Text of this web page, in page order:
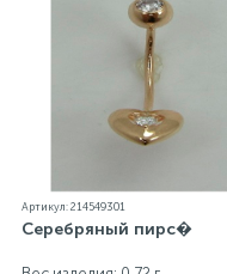
Артикул: 214549301
Серебряный пирс�
Серебряные
Серебряные
Серебряные